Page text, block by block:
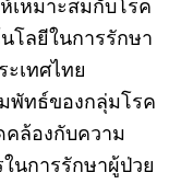
เหมาะสมกับโรค
โลยีในการรักษา
เทศไทย
พัทธ์ของกลุ่มโรค
คล้องกับความ
นการรักษาผู้ป่วย